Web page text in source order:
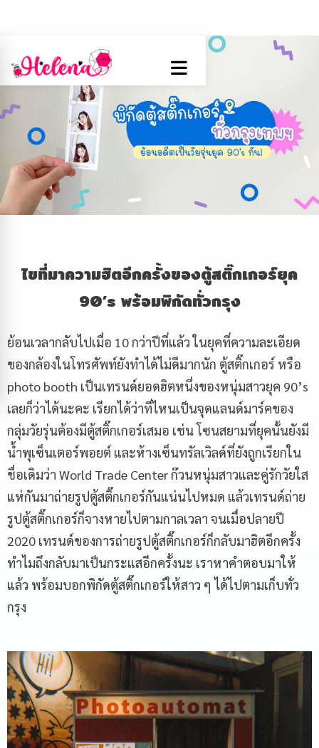
ไขที่มาความฮิตอีกครั้งของตู้สติ๊กเกอร์ยุค
90’s พร้อมพิกัดทั่วกรุง
ย้อนเวลากลับไปเมื่อ 10 กว่าปีที่แล้ว ในยุคที่ความละเอียด
ของกล้องในโทรศัพท์ยังทำได้ไม่ดีมากนัก ตู้สติ๊กเกอร์ หรือ
photo booth เป็นเทรนด์ยอดฮิตหนึ่งของหนุ่มสาวยุค 90’s
เลยก็ว่าได้นะคะ เรียกได้ว่าที่ไหนเป็นจุดแลนด์มาร์คของ
กลุ่มวัยรุ่นต้องมีตู้สติ๊กเกอร์เสมอ เช่น โซนสยามที่ยุคนั้นยังมี
น้ำพุเซ็นเตอร์พอยต์ และห้างเซ็นทรัลเวิลด์ที่ยังถูกเรียกใน
ชื่อเดิมว่า World Trade Center ก๊วนหนุ่มสาวและคู่รักวัยใส
แห่กันมาถ่ายรูปตู้สติ๊กเกอร์กันแน่นไปหมด แล้วเทรนด์ถ่าย
รูปตู้สติ๊กเกอร์ก็จางหายไปตามกาลเวลา จนเมื่อปลายปี
2020 เทรนด์ของการถ่ายรูปตู้สติ๊กเกอร์ก็กลับมาฮิตอีกครั้ง
ทำไมถึงกลับมาเป็นกระแสอีกครั้งนะ เราหาคำตอบมาให้
แล้ว พร้อมบอกพิกัดตู้สติ๊กเกอร์ให้สาว ๆ ได้ไปตามเก็บทั่ว
กรุง